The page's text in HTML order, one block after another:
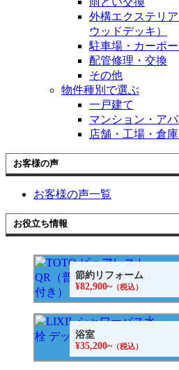
外構エクステリ
ウッドデッキ）
駐車場・カーポー
配管修理・交換
その他
物件種別で選ぶ
一戸建て
マンション・ア
店舗・工場・倉
お客様の声
お客様の声一覧
お役立ち情報
節約リフォーム
¥82,900~（税込）
浴室
¥35,200~（税込）